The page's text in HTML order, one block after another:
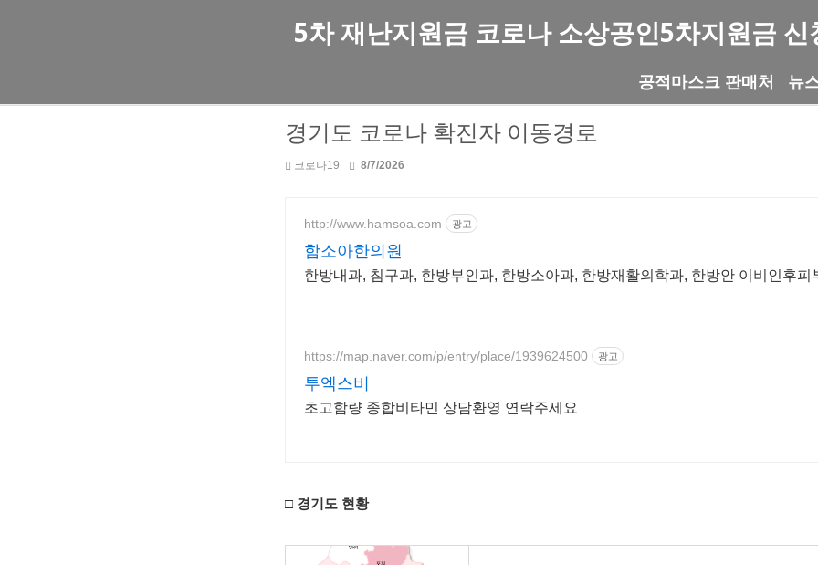
5차 재난지원금 코로나 소상공인5차지원금 신
공적마스크 판매처 뉴
경기도 코로나 확진자 이동경로
코로나19 8/7/2026
http://www.hamsoa.com 광고
함소아한의원
한방내과, 침구과, 한방부인과, 한방소아과, 한방재활의학과, 한방안 이비인후피
https://map.naver.com/p/entry/place/1939624500 광고
투엑스비
초고함량 종합비타민 상담환영 연락주세요
□ 경기도 현황